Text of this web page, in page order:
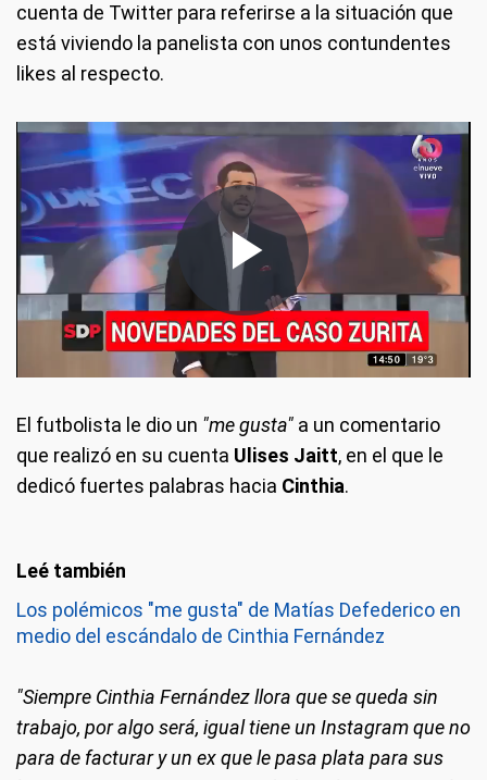
cuenta de Twitter para referirse a la situación que
está viviendo la panelista con unos contundentes
likes al respecto.
El futbolista le dio un "me gusta" a un comentario
que realizó en su cuenta Ulises Jaitt, en el que le
dedicó fuertes palabras hacia Cinthia.
Los polémicos "me gusta" de Matías Defederico en
medio del escándalo de Cinthia Fernández
"Siempre Cinthia Fernández llora que se queda sin
trabajo, por algo será, igual tiene un Instagram que no
para de facturar y un ex que le pasa plata para sus